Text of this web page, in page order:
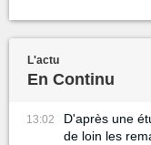
L'actu
En Continu
13:02
D'après une
de loin les